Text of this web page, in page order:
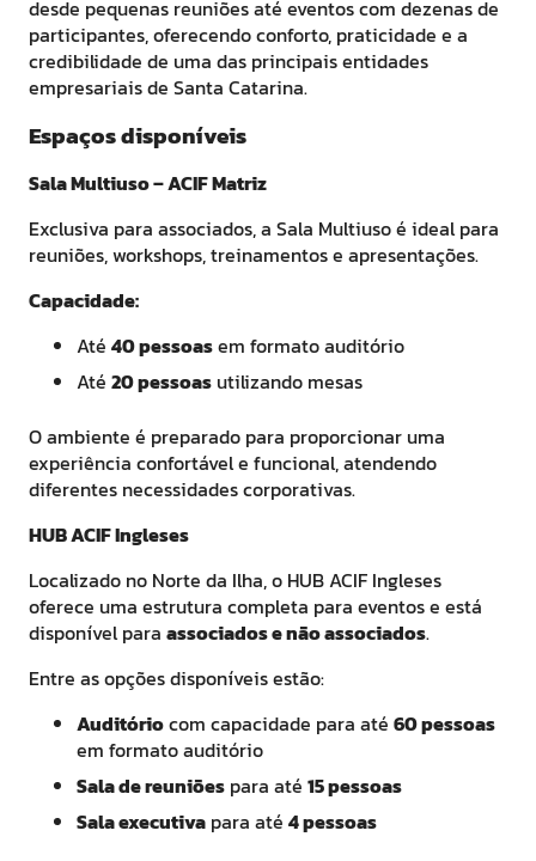
desde pequenas reuniões até eventos com dezenas de
participantes, oferecendo conforto, praticidade e a
credibilidade de uma das principais entidades
empresariais de Santa Catarina.
Espaços disponíveis
Sala Multiuso – ACIF Matriz
Exclusiva para associados, a Sala Multiuso é ideal para
reuniões, workshops, treinamentos e apresentações.
Capacidade:
Até 40 pessoasem formato auditório
Até 20 pessoas utilizando mesas
O ambiente é preparado para proporcionar uma
experiência confortável e funcional, atendendo
diferentes necessidades corporativas.
HUB ACIF Ingleses
Localizado no Norte da Ilha, o HUB ACIF Ingleses
oferece uma estrutura completa para eventos e está
disponível para associados e não associados.
Entre as opções disponíveis estão:
Auditóriocom capacidade para até 60 pessoas
em formato auditório
Sala de reuniões para até 15 pessoas
Sala executiva para até 4 pessoas